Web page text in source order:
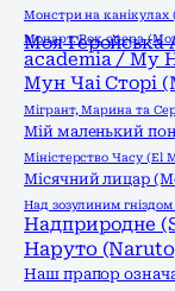
Монстри на канікулах
Моцарт. Рок опера
Моя Геройська
academia / My
Мун Чаі Сторі
Мігрант, Марина та
Мій маленький
Міністерство Часу (El
Місячний лицар
Над зозулиним
Надприродне
Наруто
Наш прапор